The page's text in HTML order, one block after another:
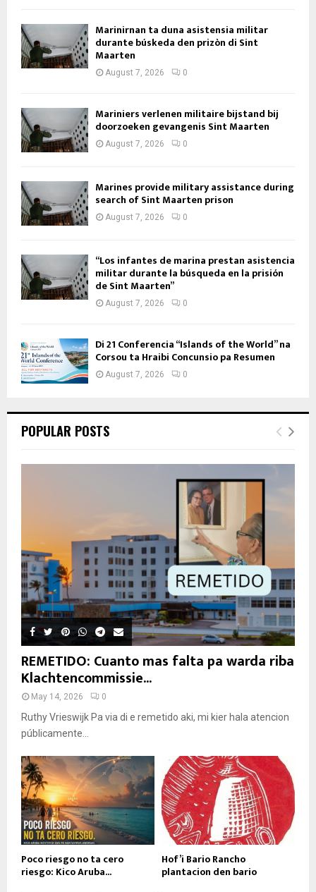
Marinirnan ta duna asistensia militar
durante búskeda den prizòn di Sint
Maarten
August 7, 2026 0
Mariniers verlenen militaire bijstand bij
doorzoeken gevangenis Sint Maarten
August 7, 2026 0
Marines provide military assistance during
search of Sint Maarten prison
August 7, 2026 0
“Los infantes de marina prestan asistencia
militar durante la búsqueda en la prisión
de Sint Maarten”
August 7, 2026 0
Di 21 Conferencia “Islands of the World” na
Corsou ta Hraibi Concunsio pa Resumen
August 7, 2026 0
POPULAR POSTS
REMETIDO: Cuanto mas falta pa warda riba
Klachtencommissie...
May 14, 2026 0
Ruthy Vrieswijk Pa via di e remetido aki, mi kier hala atencion
públicamente...
Poco riesgo no ta cero
riesgo: Kico Aruba...
Hof’i Bario Rancho
plantacion den bario